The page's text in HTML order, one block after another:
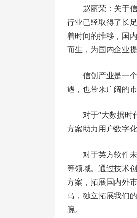
赵丽荣：关于
行业已经取得了长
着时间的推移，国
而生，为国内企业
信创产业是一
遇，也带来广阔的市
对于“大数据时
方案助力用户数字
对于英方软件
等领域。通过技术
方案，拓展国内外
马，独立拓展我们
腕。